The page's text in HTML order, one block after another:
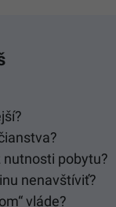
nutnosti pobytu?
nenavštíviť?
vláde?